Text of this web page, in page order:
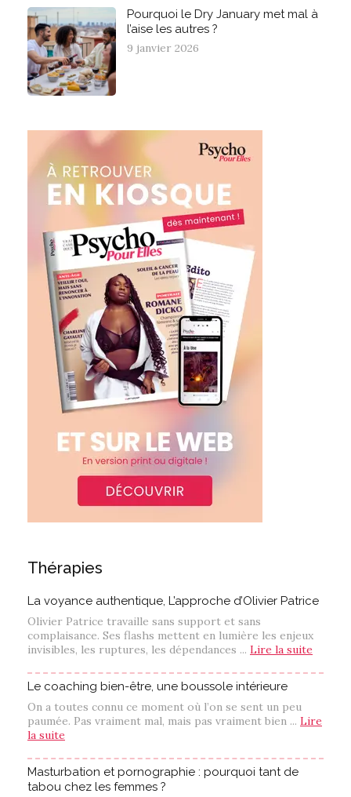
Pourquoi le Dry January met mal à
l’aise les autres ?
9 janvier 2026
Thérapies
La voyance authentique, L’approche d’Olivier Patrice
Olivier Patrice travaille sans support et sans
complaisance. Ses flashs mettent en lumière les enjeux
invisibles, les ruptures, les dépendances ... Lire la suite
Le coaching bien-être, une boussole intérieure
On a toutes connu ce moment où l’on se sent un peu
paumée. Pas vraiment mal, mais pas vraiment bien ... Lire
la suite
Masturbation et pornographie : pourquoi tant de
tabou chez les femmes ?